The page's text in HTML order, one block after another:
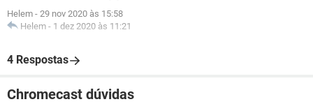
Helem - 29 nov 2020 às 15:58
Helem - 1 dez 2020 às 11:21
4 Respostas
Chromecast dúvidas